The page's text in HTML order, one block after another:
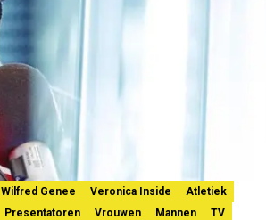
Wilfred Genee Veronica Inside
Atletiek
Presentatoren Vrouwen Mannen TV